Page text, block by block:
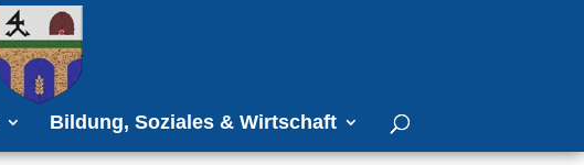
Bildung, Soziales & Wirtschaft